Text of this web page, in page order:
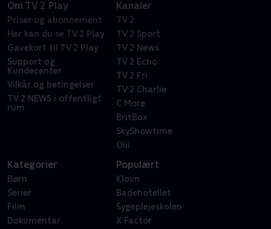
Om TV 2 Play
Priser og abonnement
Her kan du se TV 2 Play
Gavekort til TV 2 Play
Support og
Kundecenter
Vilkår og betingelser
TV 2 NEWS i offentligt
rum
Kanaler
TV 2
TV 2 Sport
TV 2 News
TV 2 Echo
TV 2 Fri
TV 2 Charlie
C More
BritBox
SkyShowtime
Oiii
Kategorier
Børn
Serier
Film
Dokumentar
Populært
Klovn
Badehotellet
Sygeplejeskolen
X Factor